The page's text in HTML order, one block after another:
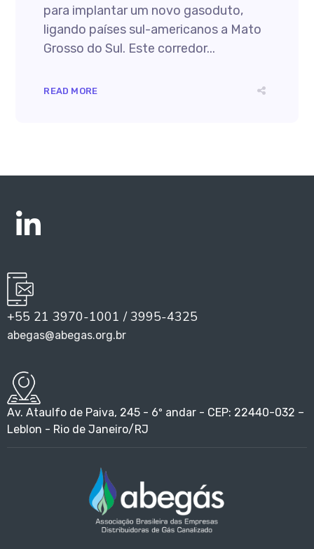
para implantar um novo gasoduto,
ligando países sul-americanos a Mato
Grosso do Sul. Este corredor...
READ MORE
+55 21 3970-1001 / 3995-4325
abegas@abegas.org.br
Av. Ataulfo de Paiva, 245 - 6º andar - CEP: 22440-032 –
Leblon - Rio de Janeiro/RJ